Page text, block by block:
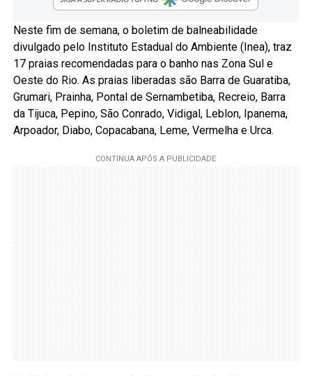
Neste fim de semana, o boletim de balneabilidade
divulgado pelo Instituto Estadual do Ambiente (Inea), traz
17 praias recomendadas para o banho nas Zona Sul e
Oeste do Rio. As praias liberadas são Barra de Guaratiba,
Grumari, Prainha, Pontal de Sernambetiba, Recreio, Barra
da Tijuca, Pepino, São Conrado, Vidigal, Leblon, Ipanema,
Arpoador, Diabo, Copacabana, Leme, Vermelha e Urca.